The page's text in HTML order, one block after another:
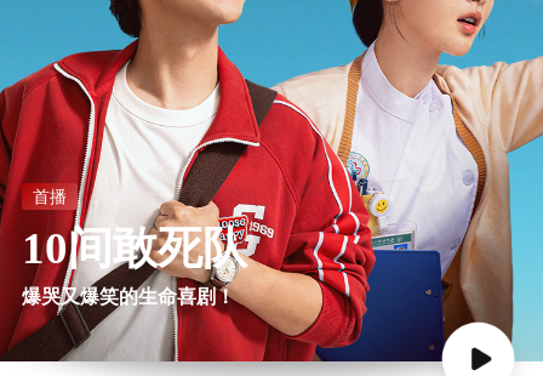
首播
10间敢死队
爆哭又爆笑的生命喜剧！